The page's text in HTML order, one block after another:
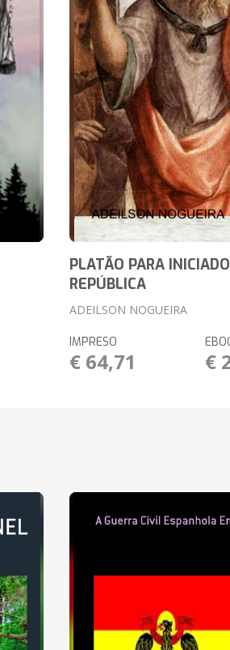
PLATÃO PARA
REPÚBLICA
ADEILSON NOGUEIRA
IMPRESO
€ 64,71 €